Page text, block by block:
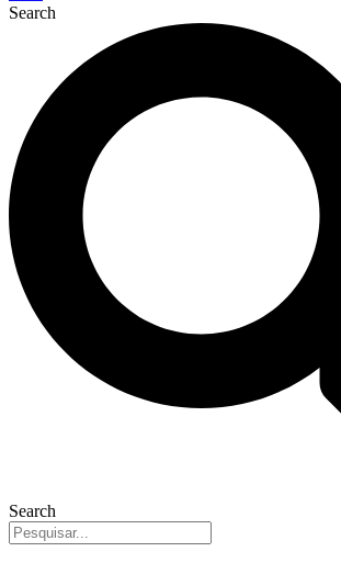
Search
Search